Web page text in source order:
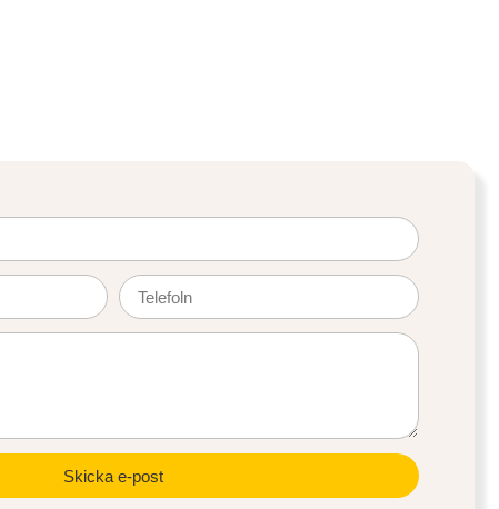
Skicka e-post